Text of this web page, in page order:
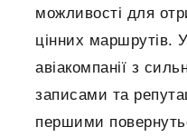
можливості для
цінних маршрутів.
авіакомпанії з
записами та
першими